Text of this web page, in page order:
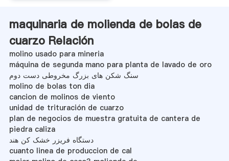
maquinaria de molienda de bolas de
cuarzo Relación
molino usado para mineria
máquina de segunda mano para planta de lavado de oro
سنگ شکن های بزرگ مخروطی دست دوم
molino de bolas ton dia
cancion de molinos de viento
unidad de trituración de cuarzo
plan de negocios de muestra gratuita de cantera de
piedra caliza
دستگاه فریزر خشک کن هند
cuanto linea de produccion de cal